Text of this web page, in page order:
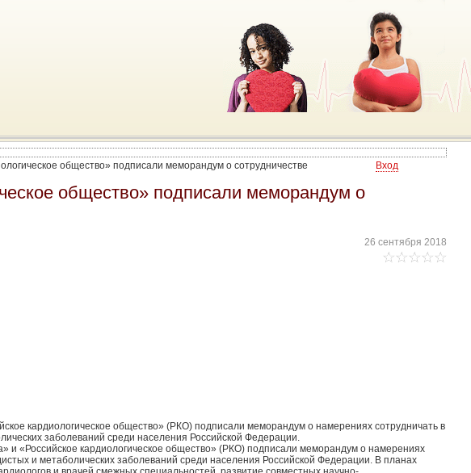
общество» подписали меморандум о сотрудничестве Вход
общество» подписали меморандум о
26 сентября 2018
кардиологическое общество» (РКО) подписали меморандум о намерениях сотрудничать в
заболеваний среди населения Российской Федерации.
«Российское кардиологическое общество» (РКО) подписали меморандум о намерениях
и метаболических заболеваний среди населения Российской Федерации. В планах